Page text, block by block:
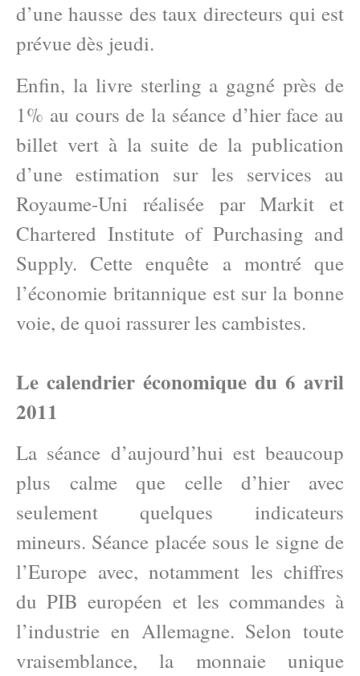
d’une hausse des taux directeurs qui est
prévue dès jeudi.
Enfin, la livre sterling a gagné près de
1% au cours de la séance d’hier face au
billet vert à la suite de la publication
d’une estimation sur les services au
Royaume-Uni réalisée par Markit et
Chartered Institute of Purchasing and
Supply. Cette enquête a montré que
l’économie britannique est sur la bonne
voie, de quoi rassurer les cambistes.
Le calendrier économique du 6 avril
2011
La séance d’aujourd’hui est beaucoup
plus calme que celle d’hier avec
seulement quelques indicateurs
mineurs. Séance placée sous le signe de
l’Europe avec, notamment les chiffres
du PIB européen et les commandes à
l’industrie en Allemagne. Selon toute
vraisemblance, la monnaie unique